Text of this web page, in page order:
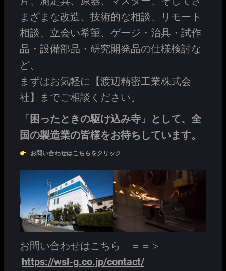
まざまな改造、技術的な相談、リモート
相談、立会い希望、ゲージ・治具・試作
品・設備部品・研究開発品の仕様検討な
ど、
まずはお気軽に【渡辺精密工業株式会
社】までご相談ください。
「困ったときの駆け込み寺」として、全
国の製造業の皆様をお待ちしています。
お問い合わせはこちらをクリック
お問い合わせはこちら ＝＝＞
https://wsl-g.co.jp/contact/